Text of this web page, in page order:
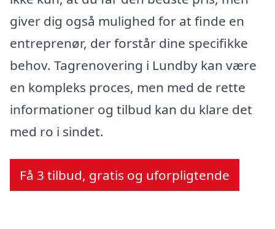
giver dig også mulighed for at finde en
entreprenør, der forstår dine specifikke
behov. Tagrenovering i Lundby kan være
en kompleks proces, men med de rette
informationer og tilbud kan du klare det
med ro i sindet.
Få 3 tilbud, gratis og uforpligtende